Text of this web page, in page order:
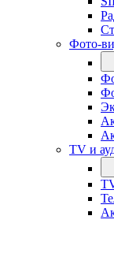
Фото-
TV и